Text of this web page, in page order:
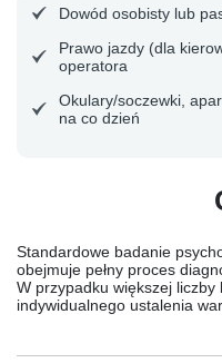
Dowód osobisty lub
Prawo jazdy (dla
operatora
Okulary/soczewki,
na co dzień
Standardowe badanie
obejmuje pełny proces
W przypadku większej
indywidualnego ustalenia